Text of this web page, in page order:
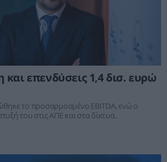
και επενδύσεις 1,4 δισ. ευρώ
το προσαρμοσμένο EBITDA, ενώ ο
του στις ΑΠΕ και στα δίκτυα.